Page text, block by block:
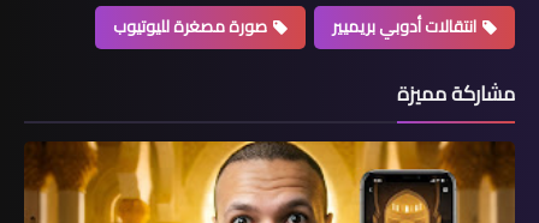
انتقالات أدوبي بريميير
صورة مصغرة لليوتيوب
مشاركة مميزة